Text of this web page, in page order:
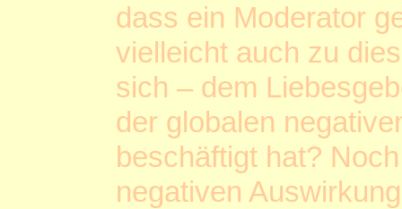
dass ein Moderator
vielleicht auch zu
sich – dem
der globalen
beschäftigt hat?
negativen